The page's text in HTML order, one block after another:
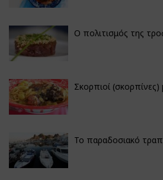
Ο πολιτισμός της
Σκορπιοί
Το παραδοσιακό